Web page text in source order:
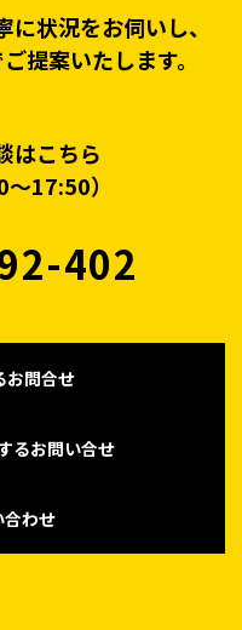
状況をお伺いし、
提案いたします。
はこちら
〜17:50）
402
お問合せ
るお問い合せ
合わせ